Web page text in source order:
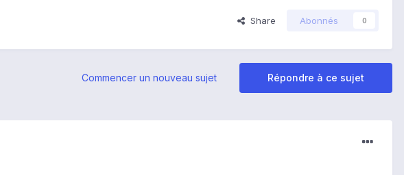
Share Abonnés 0
Répondre à ce sujet
Commencer un nouveau sujet